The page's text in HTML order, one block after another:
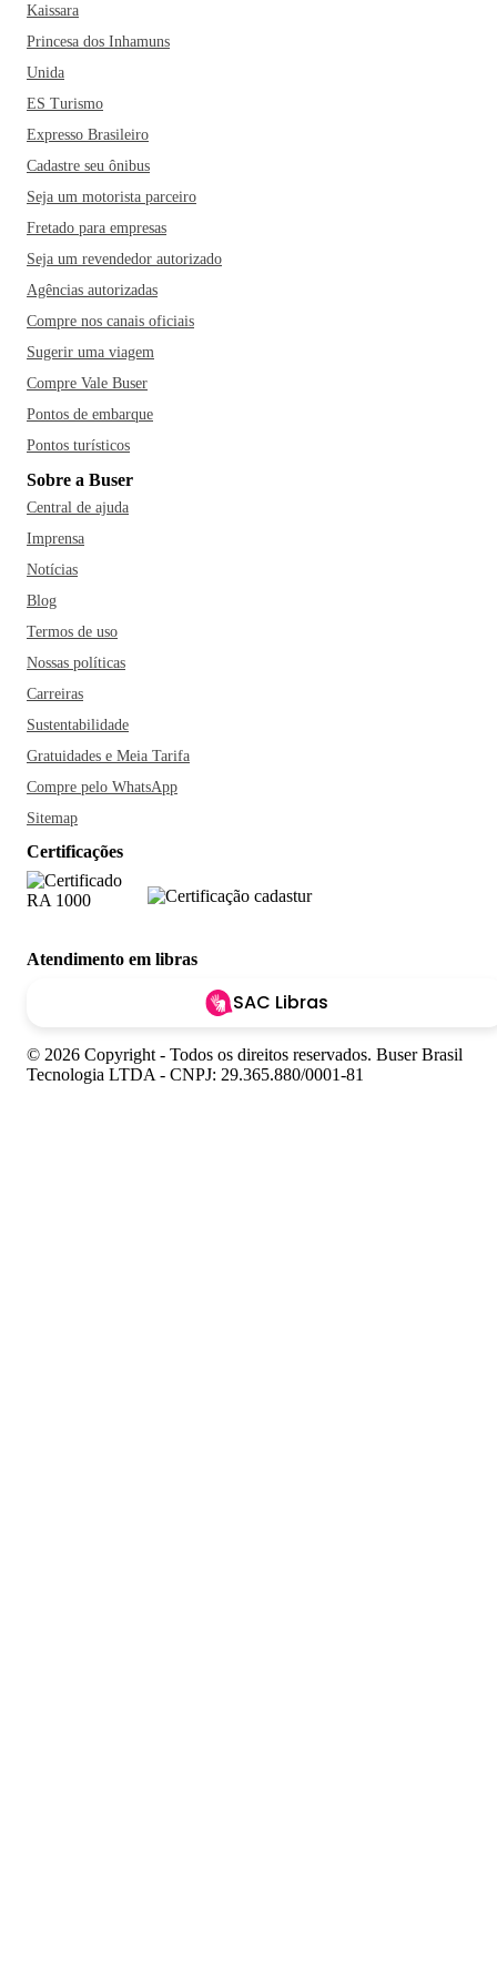
Kaissara
Princesa dos Inhamuns
Unida
ES Turismo
Expresso Brasileiro
Cadastre seu ônibus
Seja um motorista parceiro
Fretado para empresas
Seja um revendedor autorizado
Agências autorizadas
Compre nos canais oficiais
Sugerir uma viagem
Compre Vale Buser
Pontos de embarque
Pontos turísticos
Sobre a Buser
Central de ajuda
Imprensa
Notícias
Blog
Termos de uso
Nossas políticas
Carreiras
Sustentabilidade
Gratuidades e Meia Tarifa
Compre pelo WhatsApp
Sitemap
Certificações
Atendimento em libras
SAC Libras
© 2026 Copyright - Todos os direitos reservados. Buser Brasil
Tecnologia LTDA - CNPJ: 29.365.880/0001-81